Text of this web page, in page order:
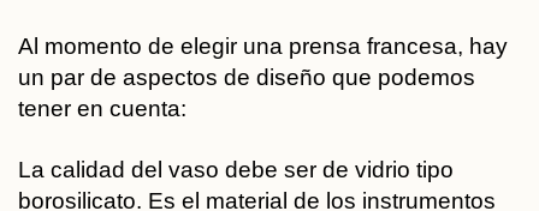
Al momento de elegir una prensa francesa, hay
un par de aspectos de diseño que podemos
tener en cuenta:
La calidad del vaso debe ser de vidrio tipo
borosilicato. Es el material de los instrumentos